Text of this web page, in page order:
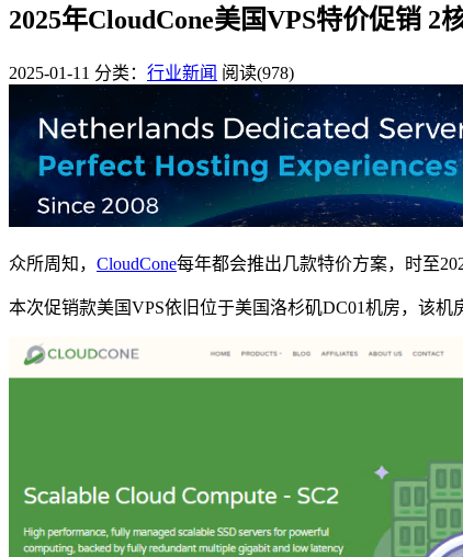
2025年CloudCone美国VPS特价促销 2
2025-01-11 分类： 行业新闻 阅读(978)
众所周知， CloudCone每年都会推出几款特价方案，时至
本次促销款美国VPS依旧位于美国洛杉矶DC01机房，该